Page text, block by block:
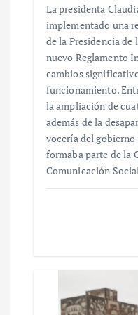
La presidenta
implementado una
de la Presidencia
nuevo Reglamento
cambios
funcionamiento.
la ampliación de
además de la
vocería del gobierno
formaba parte de la
Comunicación